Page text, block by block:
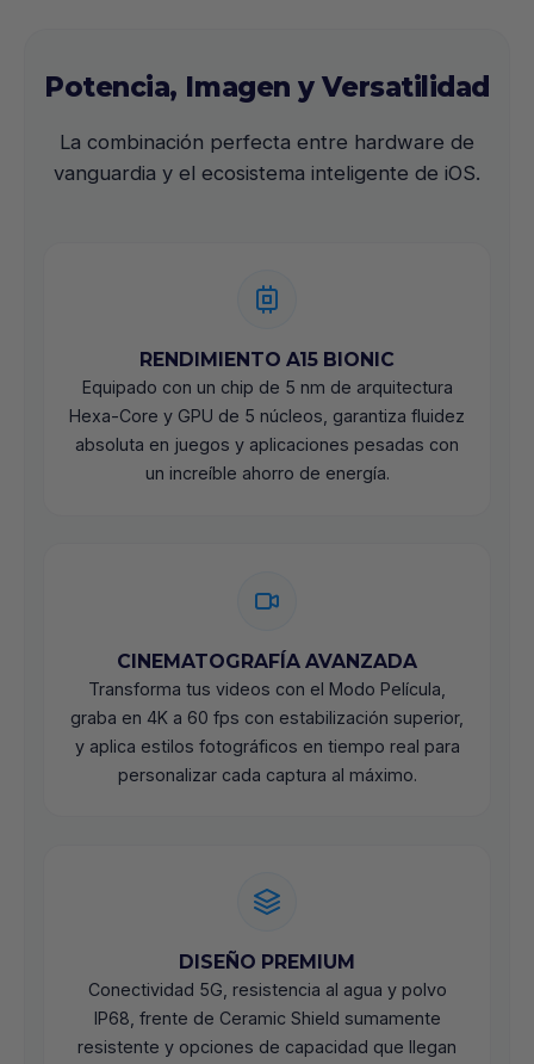
Potencia, Imagen y Versatilidad
La combinación perfecta entre hardware de
vanguardia y el ecosistema inteligente de iOS.
RENDIMIENTO A15 BIONIC
Equipado con un chip de 5 nm de arquitectura
Hexa-Core y GPU de 5 núcleos, garantiza fluidez
absoluta en juegos y aplicaciones pesadas con
un increíble ahorro de energía.
CINEMATOGRAFÍA AVANZADA
Transforma tus videos con el Modo Película,
graba en 4K a 60 fps con estabilización superior,
y aplica estilos fotográficos en tiempo real para
personalizar cada captura al máximo.
DISEÑO PREMIUM
Conectividad 5G, resistencia al agua y polvo
IP68, frente de Ceramic Shield sumamente
resistente y opciones de capacidad que llegan